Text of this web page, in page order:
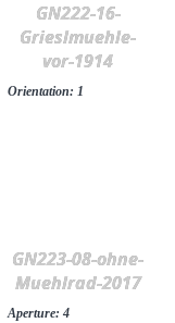
GN222-16-
Grieslmuehle-
vor-1914
Orientation: 1
GN223-08-ohne-
Muehlrad-2017
Aperture: 4